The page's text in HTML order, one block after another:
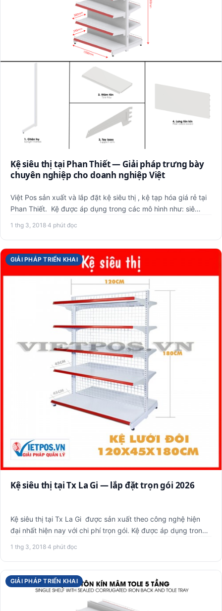
Kệ siêu thị tại Phan Thiết — Giải pháp trưng bày
chuyên nghiệp cho doanh nghiệp Việt
Việt Pos sản xuất và lắp đặt kệ siêu thị , kệ tạp hóa giá rẻ tại
Phan Thiết. Kệ được áp dụng trong các mô hình như: siê…
1 thg 3, 2018·4 phút đọc
GIẢI PHÁP TRIỂN KHAI
Kệ siêu thị tại Tx La Gi — lắp đặt trọn gói 2026
Kệ siêu thị tại Tx La Gi được sản xuất theo công nghệ hiện
đại nhất hiện nay với chi phí trọn gói. Kệ được áp dụng tron…
1 thg 3, 2018·4 phút đọc
GIẢI PHÁP TRIỂN KHAI